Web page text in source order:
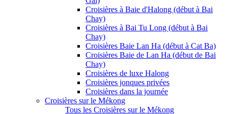
Croisières à Baie d'Halong (début à Bai
Chay)
Croisières à Bai Tu Long (début à Bai
Chay)
Croisières Baie Lan Ha (début à Cat Ba)
Croisières Baie de Lan Ha (début de Bai
Chay)
Croisières de luxe Halong
Croisières jonques privées
Croisières dans la journée
Croisières sur le Mékong
Tous les Croisières sur le Mékong